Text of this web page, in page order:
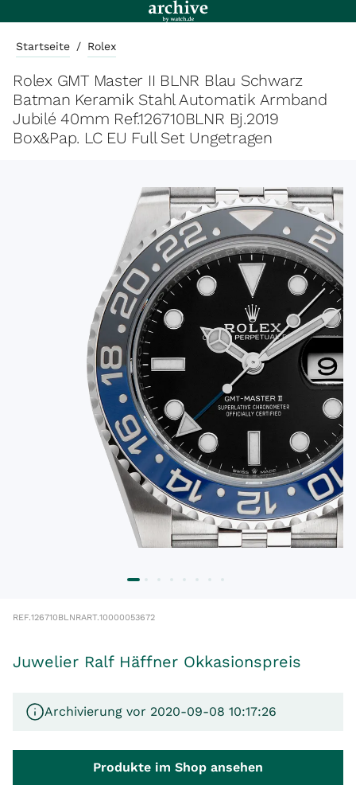
Startseite / Rolex
Rolex GMT Master II BLNR Blau Schwarz
Batman Keramik Stahl Automatik Armband
Jubilé 40mm Ref.126710BLNR Bj.2019
Box&Pap. LC EU Full Set Ungetragen
REF.126710BLNRART.10000053672
Juwelier Ralf Häffner Okkasionspreis
Archivierung vor 2020-09-08 10:17:26
Produkte im Shop ansehen